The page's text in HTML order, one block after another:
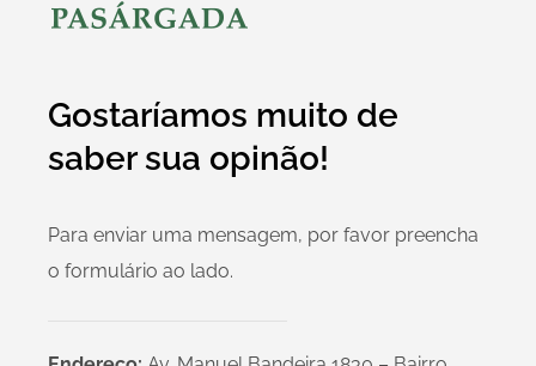
Gostaríamos muito de
saber sua opinão!
Para enviar uma mensagem, por favor preencha
o formulário ao lado.